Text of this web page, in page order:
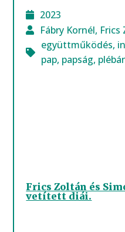
2023
Fábry Kornél, Frics
együttműködés,
pap, papság,
Frics Zoltán és
vetített diái.